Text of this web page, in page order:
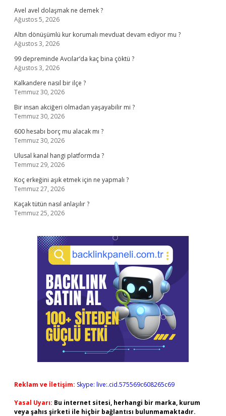
Avel avel dolaşmak ne demek ?
Ağustos 5, 2026
Altın dönüşümlü kur korumalı mevduat devam ediyor mu ?
Ağustos 3, 2026
99 depreminde Avcılar’da kaç bina çöktü ?
Ağustos 3, 2026
Kalkandere nasıl bir ilçe ?
Temmuz 30, 2026
Bir insan akciğeri olmadan yaşayabilir mi ?
Temmuz 30, 2026
600 hesabı borç mu alacak mı ?
Temmuz 30, 2026
Ulusal kanal hangi platformda ?
Temmuz 29, 2026
Koç erkeğini aşık etmek için ne yapmalı ?
Temmuz 27, 2026
Kaçak tütün nasıl anlaşılır ?
Temmuz 25, 2026
Reklam ve İletişim: Skype: live:.cid.575569c608265c69
Yasal Uyarı: Bu internet sitesi, herhangi bir marka, kurum
veya şahıs şirketi ile hiçbir bağlantısı bulunmamaktadır.